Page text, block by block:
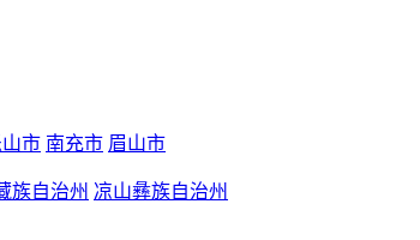
市 南充市 眉山市
族自治州 凉山彝族自治州